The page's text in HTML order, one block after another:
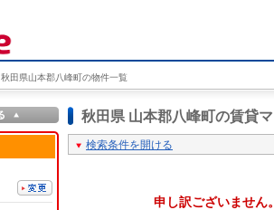
秋田県山本郡八峰町の物件一覧
秋田県 山本郡八峰町の賃貸
検索条件を開ける
申し訳ございません